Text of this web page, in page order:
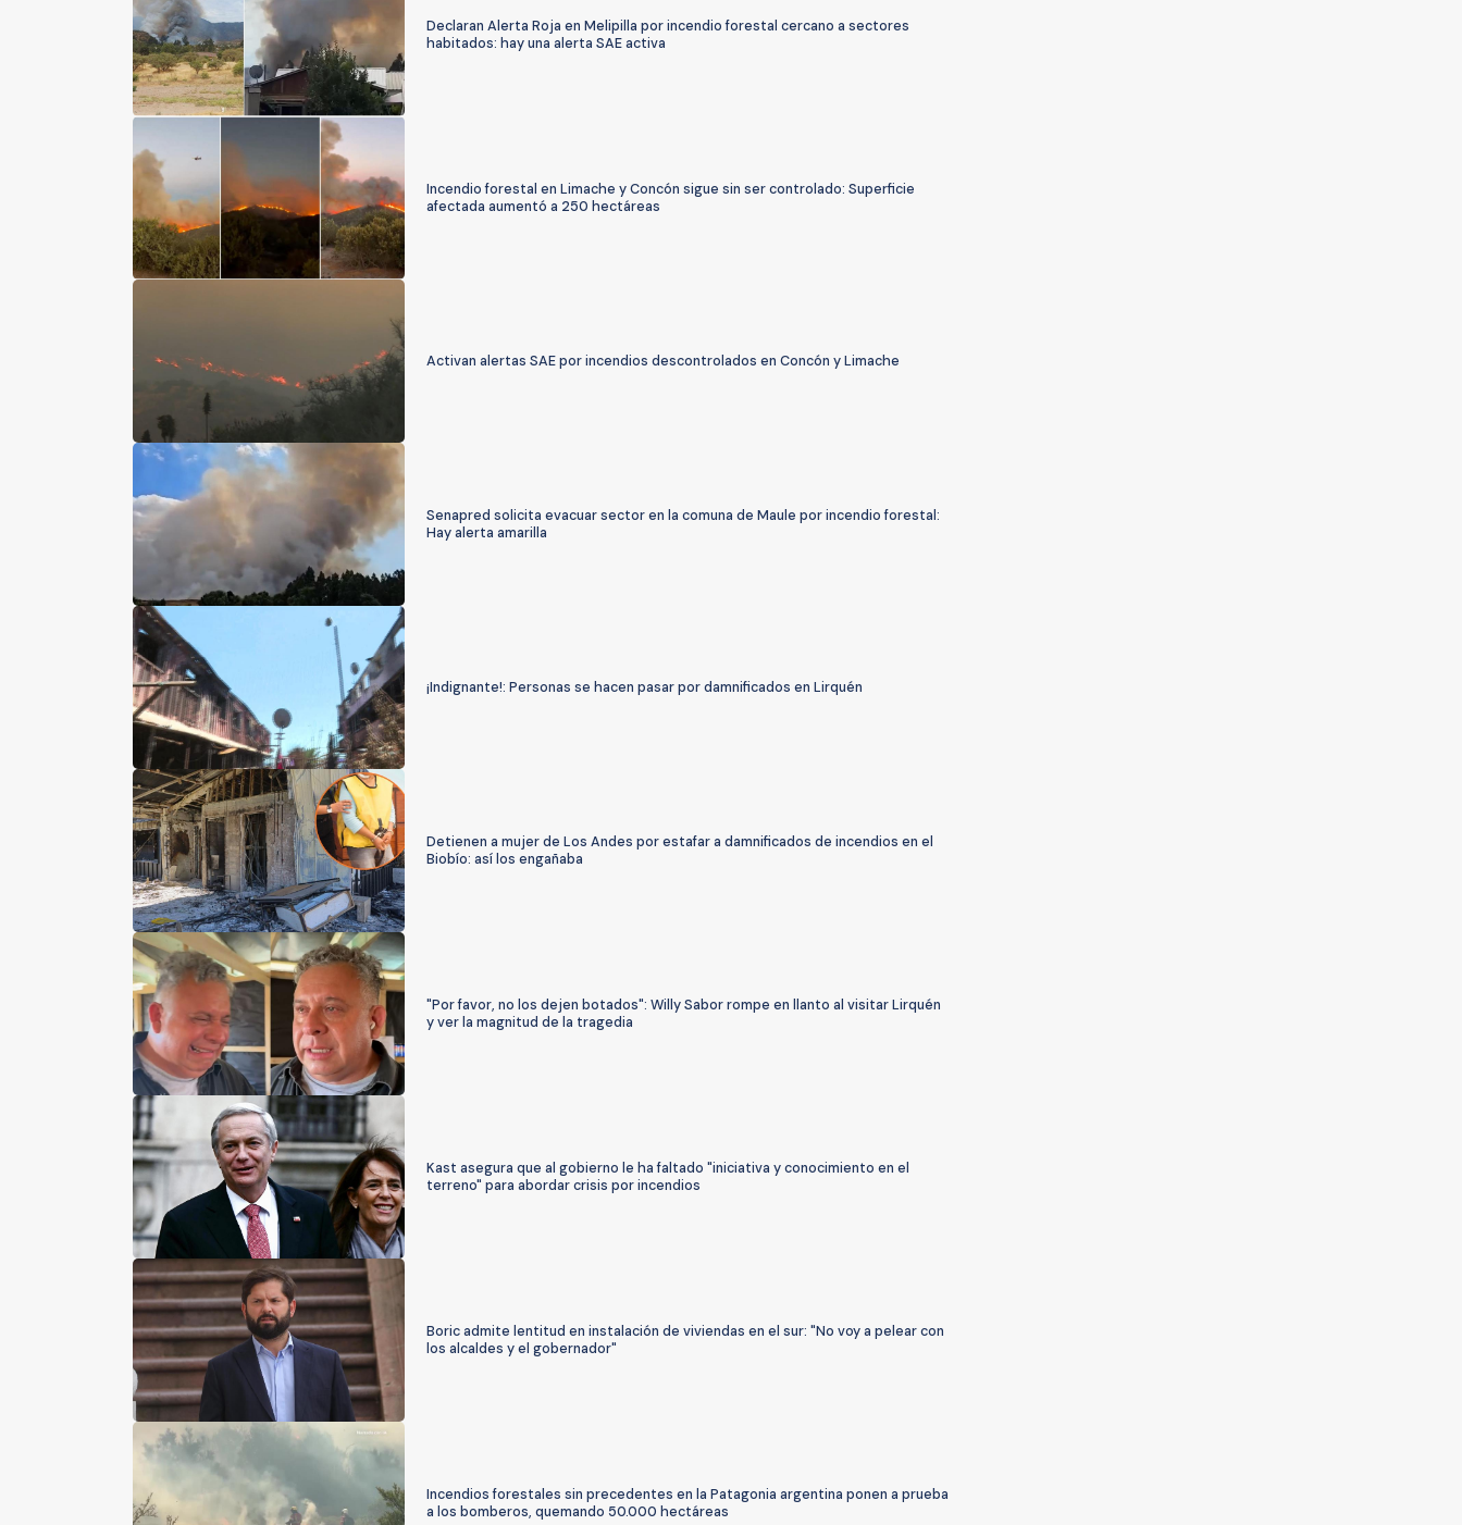
Declaran Alerta Roja en Melipilla por incendio forestal cercano a sectores
habitados: hay una alerta SAE activa
Incendio forestal en Limache y Concón sigue sin ser controlado: Superficie
afectada aumentó a 250 hectáreas
Activan alertas SAE por incendios descontrolados en Concón y Limache
Senapred solicita evacuar sector en la comuna de Maule por incendio forestal:
Hay alerta amarilla
¡Indignante!: Personas se hacen pasar por damnificados en Lirquén
Detienen a mujer de Los Andes por estafar a damnificados de incendios en el
Biobío: así los engañaba
"Por favor, no los dejen botados": Willy Sabor rompe en llanto al visitar Lirquén
y ver la magnitud de la tragedia
Kast asegura que al gobierno le ha faltado "iniciativa y conocimiento en el
terreno" para abordar crisis por incendios
Boric admite lentitud en instalación de viviendas en el sur: "No voy a pelear con
los alcaldes y el gobernador"
Incendios forestales sin precedentes en la Patagonia argentina ponen a prueba
a los bomberos, quemando 50.000 hectáreas